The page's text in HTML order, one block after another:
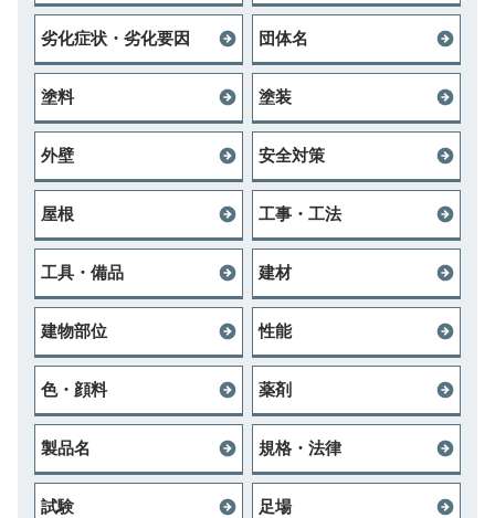
劣化症状・劣化要因 団体名
塗料 塗装
外壁 安全対策
屋根 工事・工法
工具・備品 建材
建物部位 性能
色・顔料 薬剤
製品名 規格・法律
試験 足場